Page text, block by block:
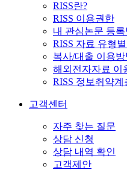
RISS란?
RISS 이용권한
내 관심논문 등록
RISS 자료 유형
복사/대출 이용방
해외전자자료 이
RISS 정보취약
고객센터
자주 찾는 질문
상담 신청
상담 내역 확인
고객제안